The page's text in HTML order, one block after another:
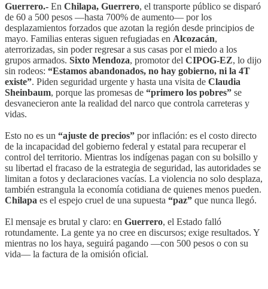
Guerrero.- En Chilapa, Guerrero, el transporte público se disparó
de 60 a 500 pesos —hasta 700% de aumento— por los
desplazamientos forzados que azotan la región desde principios de
mayo. Familias enteras siguen refugiadas en Alcozacán,
aterrorizadas, sin poder regresar a sus casas por el miedo a los
grupos armados. Sixto Mendoza, promotor del CIPOG-EZ, lo dijo
sin rodeos: “Estamos abandonados, no hay gobierno, ni la 4T
existe”. Piden seguridad urgente y hasta una visita de Claudia
Sheinbaum, porque las promesas de “primero los pobres” se
desvanecieron ante la realidad del narco que controla carreteras y
vidas.
Esto no es un “ajuste de precios” por inflación: es el costo directo
de la incapacidad del gobierno federal y estatal para recuperar el
control del territorio. Mientras los indígenas pagan con su bolsillo y
su libertad el fracaso de la estrategia de seguridad, las autoridades se
limitan a fotos y declaraciones vacías. La violencia no solo desplaza,
también estrangula la economía cotidiana de quienes menos pueden.
Chilapa es el espejo cruel de una supuesta “paz” que nunca llegó.
El mensaje es brutal y claro: en Guerrero, el Estado falló
rotundamente. La gente ya no cree en discursos; exige resultados. Y
mientras no los haya, seguirá pagando —con 500 pesos o con su
vida— la factura de la omisión oficial.